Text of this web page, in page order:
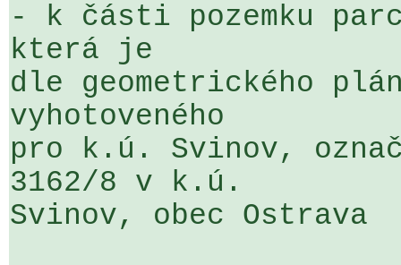
- k části pozemku
která je
dle geometrického
vyhotoveného
pro k.ú. Svinov,
3162/8 v k.ú.
Svinov, obec Ostrava